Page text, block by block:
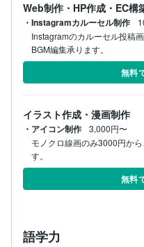
Web制作・HP作成・EC構
・Instagramカルーセル制作
Instagramのカルーセル投稿
BGM編集承ります。
無料
イラスト作成・漫画制作
・アイコン制作
3,000円〜
モノクロ線画のみ3000円か
す。
無料
語学力